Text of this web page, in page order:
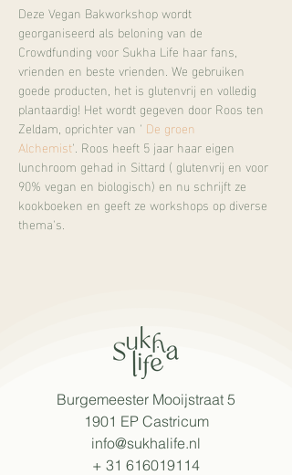
Deze Vegan Bakworkshop wordt
georganiseerd als beloning van de
Crowdfunding voor Sukha Life haar fans,
vrienden en beste vrienden. We gebruiken
goede producten, het is glutenvrij en volledig
plantaardig! Het wordt gegeven door Roos ten
Zeldam, oprichter van ' De groen
Alchemist'. Roos heeft 5 jaar haar eigen
lunchroom gehad in Sittard ( glutenvrij en voor
90% vegan en biologisch) en nu schrijft ze
kookboeken en geeft ze workshops op diverse
thema's.
Burgemeester Mooijstraat 5
1901 EP Castricum
info@sukhalife.nl
+ 31 616019114